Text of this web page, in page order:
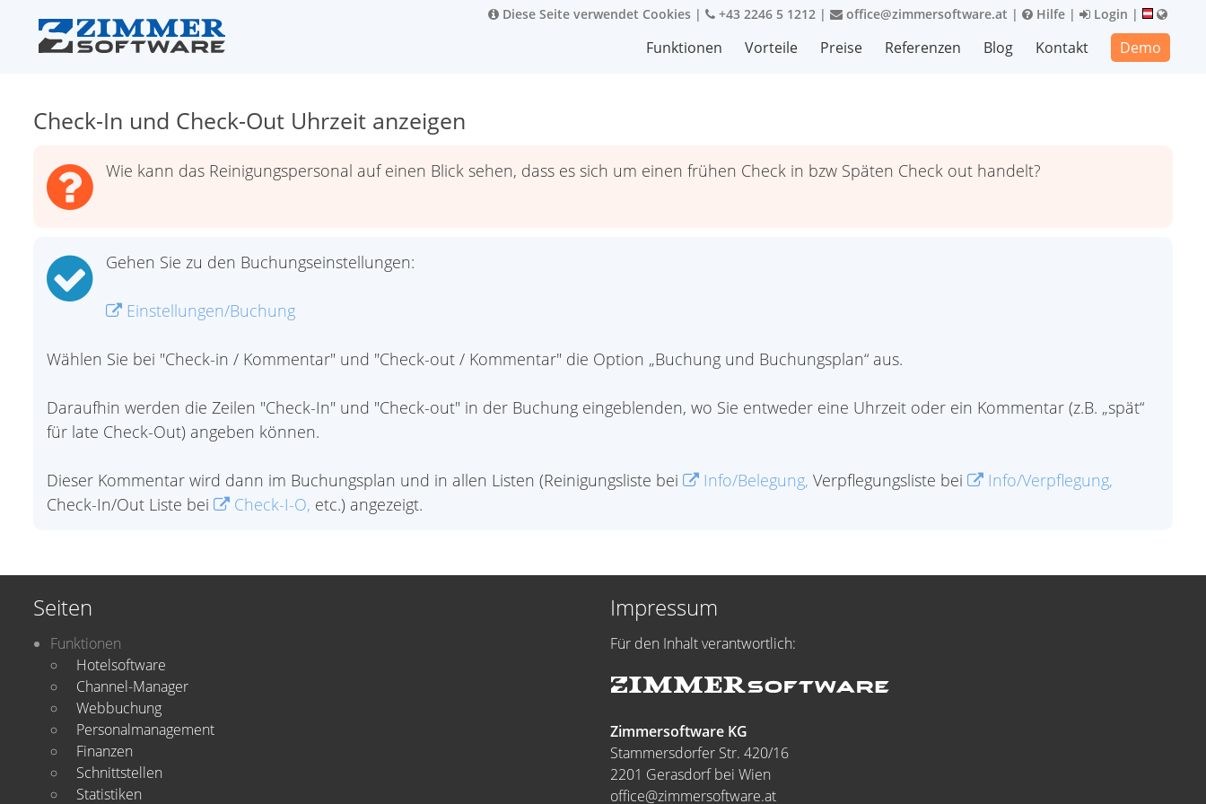
Diese Seite verwendet Cookies | +43 2246 5 1212 | office@zimmersoftware.at | Hilfe | Login |
Funktionen Vorteile Preise Referenzen Blog Kontakt Demo
Check-In und Check-Out Uhrzeit anzeigen
Wie kann das Reinigungspersonal auf einen Blick sehen, dass es sich um einen frühen Check in bzw Späten Check out handelt?
Gehen Sie zu den Buchungseinstellungen:
Einstellungen/Buchung
Wählen Sie bei "Check-in / Kommentar" und "Check-out / Kommentar" die Option „Buchung und Buchungsplan“ aus.
Daraufhin werden die Zeilen "Check-In" und "Check-out" in der Buchung eingeblenden, wo Sie entweder eine Uhrzeit oder ein Kommentar (z.B. „spät“
für late Check-Out) angeben können.
Dieser Kommentar wird dann im Buchungsplan und in allen Listen (Reinigungsliste bei Info/Belegung, Verpflegungsliste bei
Info/Verpflegung,
Check-In/Out Liste bei
Check-I-O, etc.) angezeigt.
Seiten
Funktionen
Hotelsoftware
Channel-Manager
Webbuchung
Personalmanagement
Finanzen
Schnittstellen
Statistiken
Impressum
Für den Inhalt verantwortlich:
Zimmersoftware KG
Stammersdorfer Str. 420/16
2201 Gerasdorf bei Wien
office@zimmersoftware.at